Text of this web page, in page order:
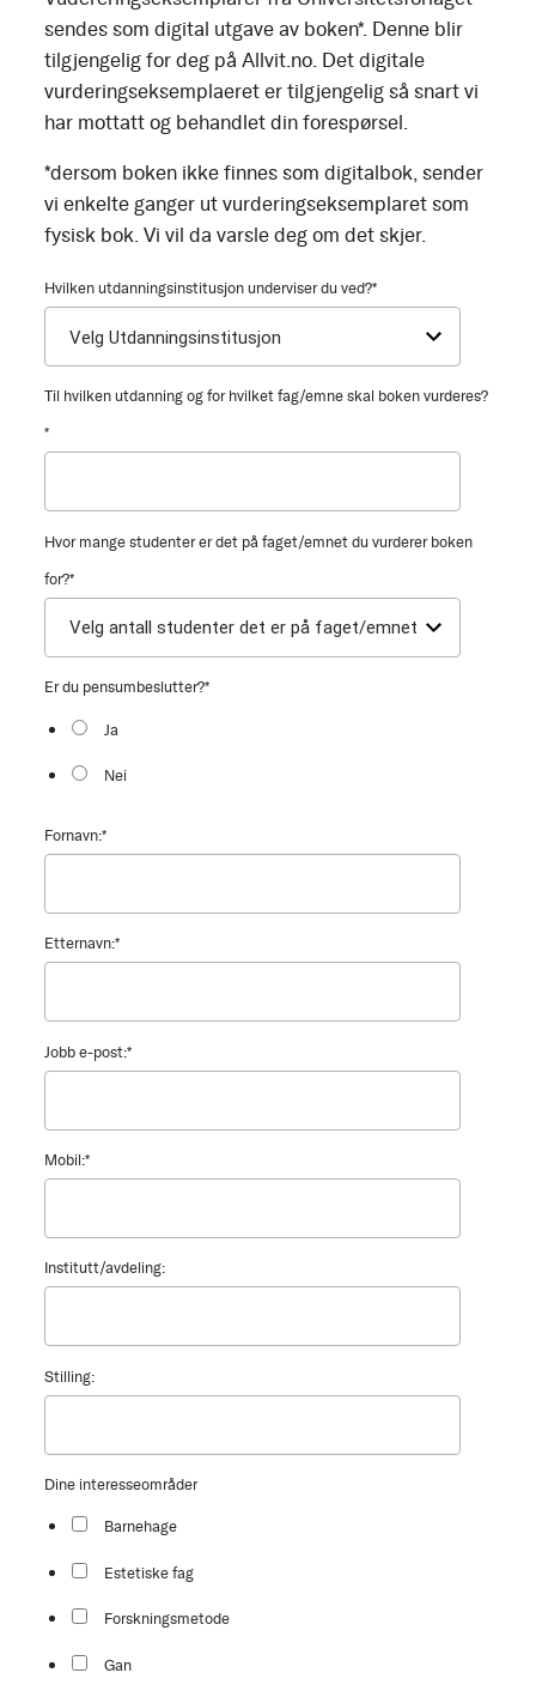
sendes som digital utgave av boken*. Denne blir
tilgjengelig for deg på Allvit.no. Det digitale
vurderingseksemplaeret er tilgjengelig så snart vi
har mottatt og behandlet din forespørsel.
*dersom boken ikke finnes som digitalbok, sender
vi enkelte ganger ut vurderingseksemplaret som
fysisk bok. Vi vil da varsle deg om det skjer.
Hvilken utdanningsinstitusjon underviser du ved?*
Til hvilken utdanning og for hvilket fag/emne skal boken vurderes?
*
Hvor mange studenter er det på faget/emnet du vurderer boken
for?*
Er du pensumbeslutter?*
Ja
Nei
Fornavn:*
Etternavn:*
Jobb e-post:*
Mobil:*
Institutt/avdeling:
Stilling:
Dine interesseområder
Barnehage
Estetiske fag
Forskningsmetode
Gan